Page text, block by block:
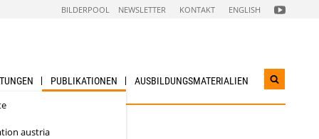
BILDERPOOL NEWSLETTER KONTAKT ENGLISH FOLGEN
SIE
PUBLIKATIONEN
austria
AUSBILDUNGS­MATERIALIEN